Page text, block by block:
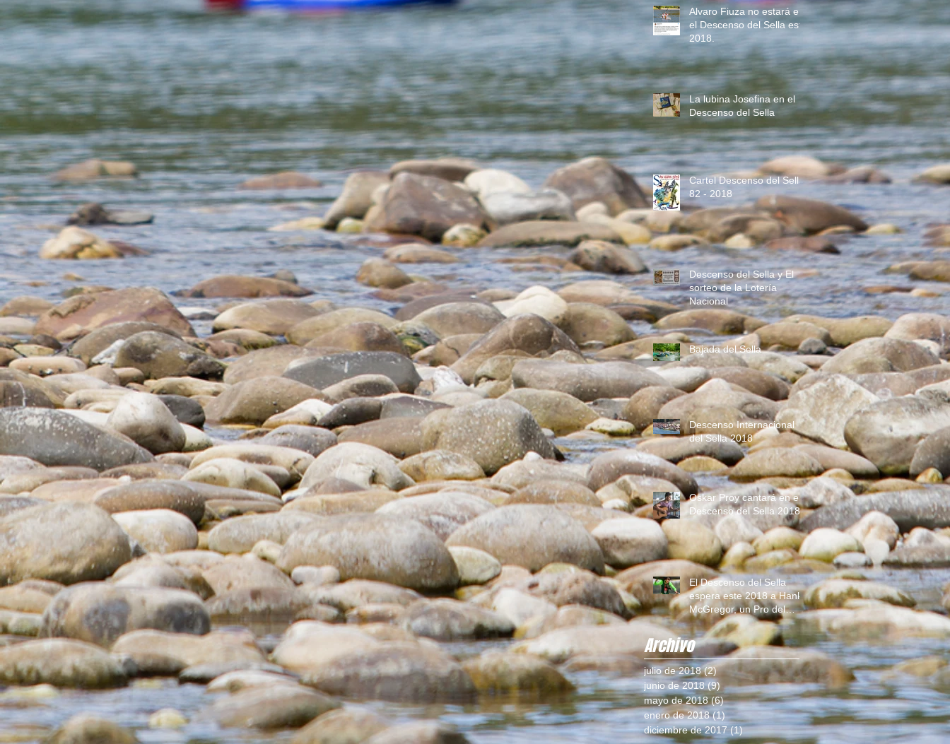
Alvaro Fiuza no estará en
el Descenso del Sella este
2018.
La lubina Josefina en el
Descenso del Sella
Cartel Descenso del Sella
82 - 2018
Descenso del Sella y El
sorteo de la Lotería
Nacional
Bajada del Sella
Descenso Internacional
del Sella 2018
Oskar Proy cantará en el
Descenso del Sella 2018
El Descenso del Sella
espera este 2018 a Hank
McGregor, un Pro del
Piragüismo mundial.
Archivo
julio de 2018 (2)2 entradas
junio de 2018 (9) 9 entradas
mayo de 2018 (6)6 entradas
enero de 2018 (1)1 entrada
diciembre de 2017 (1)1 entrada